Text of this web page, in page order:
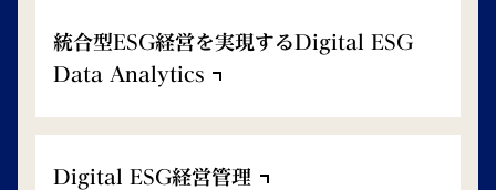
統合型ESG経営を実現するDigital ESG
Data Analytics
Digital ESG経営管理